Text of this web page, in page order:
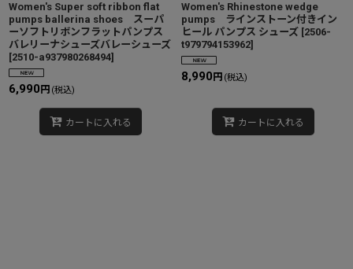
Women's Super soft ribbon flat
pumps ballerina shoes スーパ
ーソフトリボンフラットパンプス
バレリーナシューズバレーシューズ
[2510-a937980268494]
6,990 円 (税込)
カートに入れる
Women's Rhinestone wedge
pumps ラインストーン付きイン
ヒール パンプス シューズ [2506-
t979794153962]
8,990 円 (税込)
カートに入れる